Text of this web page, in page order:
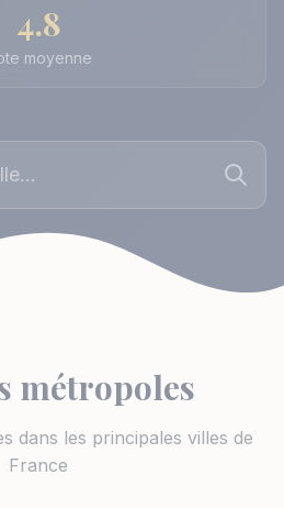
4.8
moyenne
métropoles
dans les principales villes de
France